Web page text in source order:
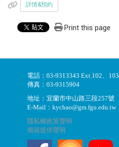
詳情&預約
Print this page
電話：03-9313343 Ext.102、103
傳真：03-9315904
地址：宜蘭市中山路三段257號
E-Mail：kychao@gm.fgu.edu.tw
隱私權政策聲明
個資提供聲明